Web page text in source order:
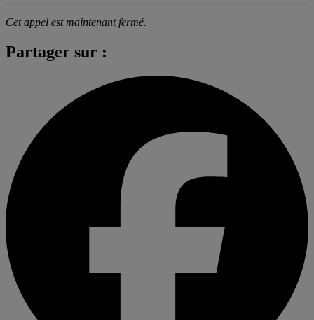
Cet appel est maintenant fermé.
Partager sur :